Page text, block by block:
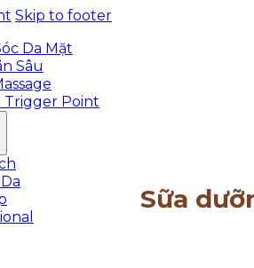
Skip to footer
Da Mặt
Sâu
Trigger Point
Sữa